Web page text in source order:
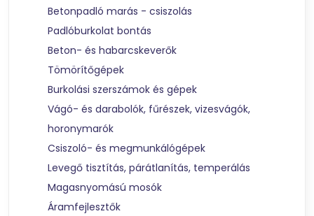
Betonpadló marás - csiszolás
Padlóburkolat bontás
Beton- és habarcskeverők
Tömörítőgépek
Burkolási szerszámok és gépek
Vágó- és darabolók, fűrészek, vizesvágók,
horonymarók
Csiszoló- és megmunkálógépek
Levegő tisztítás, párátlanítás, temperálás
Magasnyomású mosók
Áramfejlesztők